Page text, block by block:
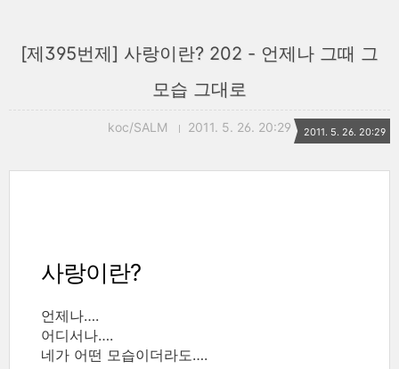
[제395번제] 사랑이란? 202 - 언제나 그때 그
모습 그대로
koc/SALM 2011. 5. 26. 20:29 2011. 5. 26. 20:29
사랑이란?
언제나….
어디서나….
네가 어떤 모습이더라도….